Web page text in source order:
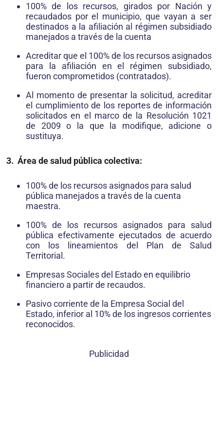
100% de los recursos, girados por Nación y
recaudados por el municipio, que vayan a ser
destinados a la afiliación al régimen subsidiado
manejados a través de la cuenta
Acreditar que el 100% de los recursos asignados
para la afiliación en el régimen subsidiado,
fueron comprometidos (contratados).
Al momento de presentar la solicitud, acreditar
el cumplimiento de los reportes de información
solicitados en el marco de la Resolución 1021
de 2009 o la que la modifique, adicione o
sustituya.
3. Área de salud pública colectiva:
100% de los recursos asignados para salud
pública manejados a través de la cuenta
maestra.
100% de los recursos asignados para salud
pública efectivamente ejecutados de acuerdo
con los lineamientos del Plan de Salud
Territorial.
Empresas Sociales del Estado en equilibrio
financiero a partir de recaudos.
Pasivo corriente de la Empresa Social del
Estado, inferior al 10% de los ingresos corrientes
reconocidos.
Publicidad